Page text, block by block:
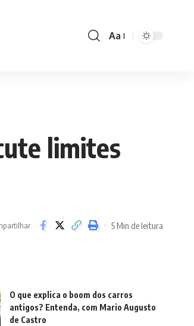
Font
Aa
limites
5 Min de leitura
O que explica o boom dos carros
antigos? Entenda, com Mario Augusto
de Castro